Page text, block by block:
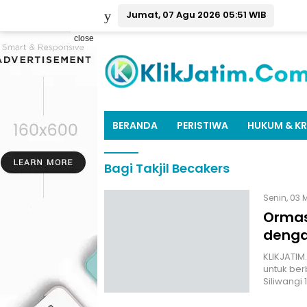
Jumat, 07 Agu 2026 05:51 WIB
close
BERANDA PERISTIWA HUKUM &
Bagi Takjil Becakers
Senin, 03
untuk
Siliwangi